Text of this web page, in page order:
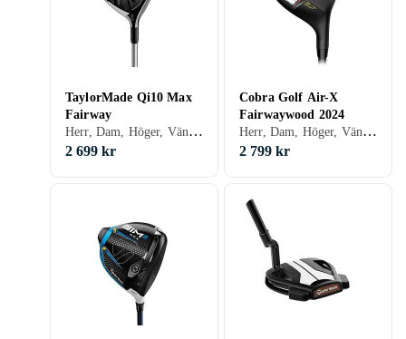
TaylorMade Qi10 Max
Fairway
Herr, Dam, Höger, Vänster, Stålskaft, Grafitskaft
2 699 kr
Cobra Golf Air-X
Fairwaywood 2024
Herr, Dam, Höger, Vänster
2 799 kr